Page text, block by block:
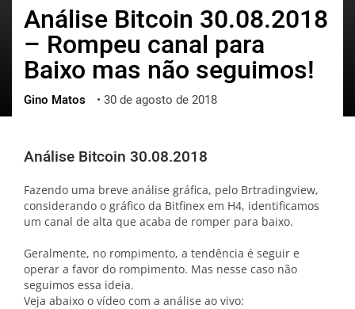
한국어
العربية
ไทย
ქართული
vietnamese
Análise Bitcoin 30.08.2018
– Rompeu canal para
Baixo mas não seguimos!
Gino Matos • 30 de agosto de 2018
Análise Bitcoin 30.08.2018
Fazendo uma breve análise gráfica, pelo Brtradingview,
considerando o gráfico da Bitfinex em H4, identificamos
um canal de alta que acaba de romper para baixo.
Geralmente, no rompimento, a tendência é seguir e
operar a favor do rompimento. Mas nesse caso não
seguimos essa ideia.
Veja abaixo o vídeo com a análise ao vivo: